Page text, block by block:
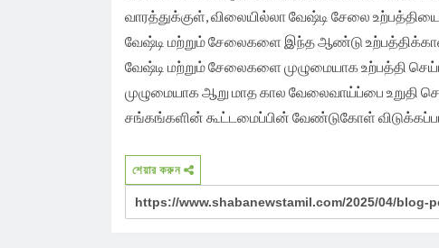
வாரத்துக்குள், விலையில்லா வேஷ்டி சேலை
வேஷ்டி மற்றும் சேலைகளை இந்த ஆண்டு
வேஷ்டி மற்றும் சேலைகளை முழுமையாக உற்பத்தி
முழுமையாக ஆறு மாத கால வேலைவாய்ப்பை உறுதி
சங்கங்களின் கூட்டமைப்பின் வேண்டுகோள்
শেয়ার করুন